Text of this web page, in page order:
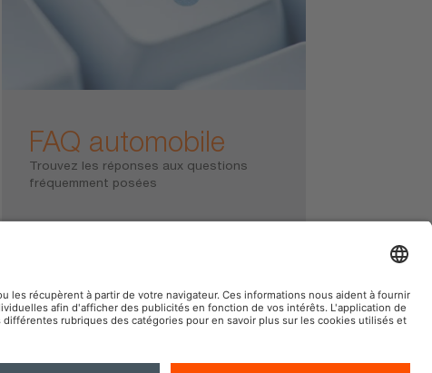
FAQ automobile
Trouvez les réponses aux questions
fréquemment posées
OSRAM automobile sur le web social